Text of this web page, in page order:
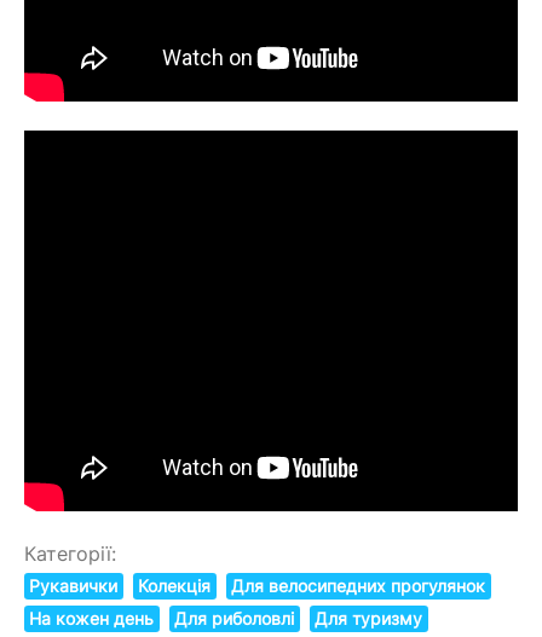
Категорії:
Рукавички Колекція
Для велосипедних прогулянок
На кожен день
Для риболовлі
Для туризму